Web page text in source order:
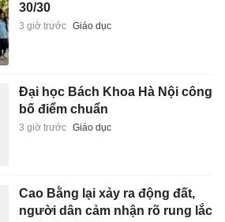
30/30
3 giờ trước Giáo dục
Đại học Bách Khoa Hà Nội công
bố điểm chuẩn
3 giờ trước Giáo dục
Cao Bằng lại xảy ra động đất,
người dân cảm nhận rõ rung lắc